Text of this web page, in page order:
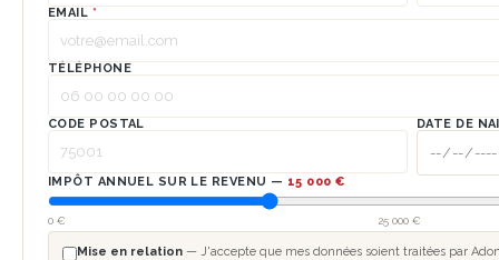
EMAIL *
TÉLÉPHONE
CODE POSTAL DATE DE
IMPÔT ANNUEL SUR LE REVENU — 15 000 €
0 € 25 000 €
Mise en relation — J'accepte que mes données soient traitées par